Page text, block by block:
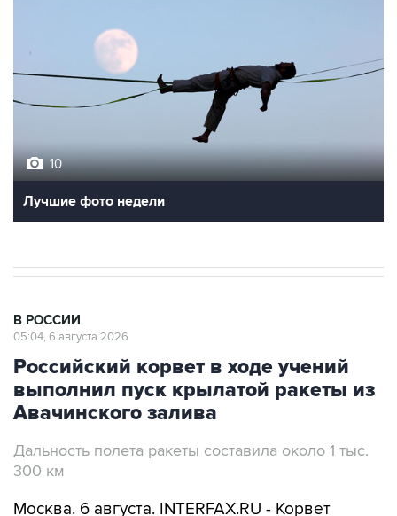
10
Лучшие фото недели
В РОССИИ
05:04, 6 августа 2026
Российский корвет в ходе учений
выполнил пуск крылатой ракеты из
Авачинского залива
Дальность полета ракеты составила около 1 тыс.
300 км
Москва. 6 августа. INTERFAX.RU - Корвет